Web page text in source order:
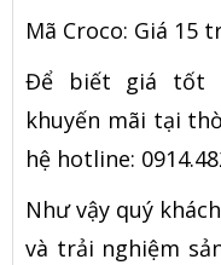
Mã Croco: Giá 15
Để biết giá tốt
khuyến mãi tại
hệ hotline:
Như vậy quý
và trải nghiệm